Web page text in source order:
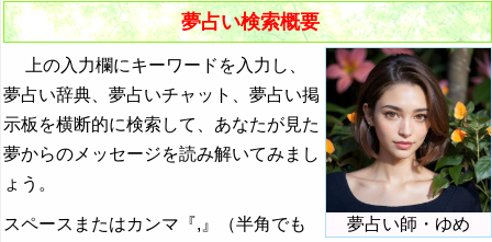
夢占い検索概要
夢占い師・ゆめ
上の入力欄にキーワードを入力し、
夢占い辞典、夢占いチャット、夢占い掲
示板を横断的に検索して、あなたが見た
夢からのメッセージを読み解いてみまし
ょう。
スペースまたはカンマ『,』（半角でも